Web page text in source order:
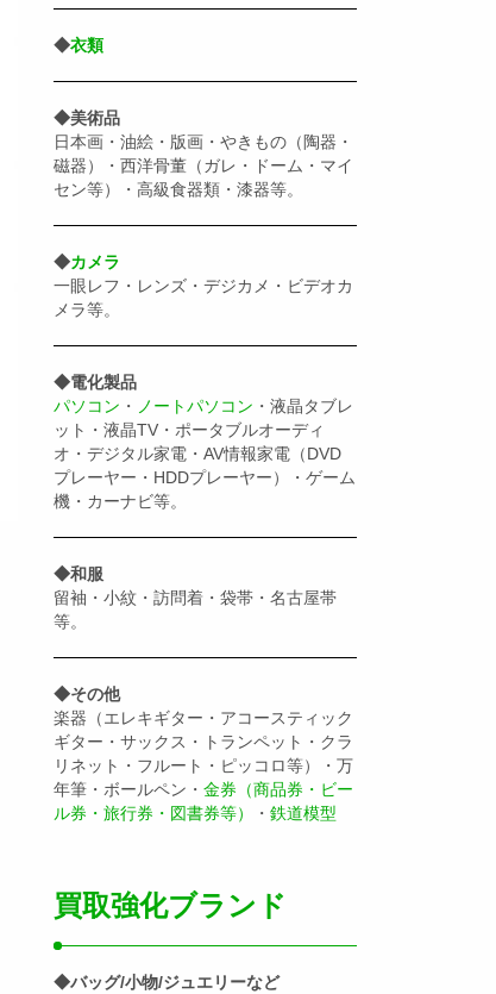
◆衣類
◆美術品
日本画・油絵・版画・やきもの（陶器・
磁器）・西洋骨董（ガレ・ドーム・マイ
セン等）・高級食器類・漆器等。
◆カメラ
一眼レフ・レンズ・デジカメ・ビデオカ
メラ等。
◆電化製品
パソコン ・ ノートパソコン ・液晶タブレ
ット・液晶TV・ポータブルオーディ
オ・デジタル家電・AV情報家電（DVD
プレーヤー・HDDプレーヤー）・ゲーム
機・カーナビ等。
◆和服
留袖・小紋・訪問着・袋帯・名古屋帯
等。
◆その他
楽器（エレキギター・アコースティック
ギター・サックス・トランペット・クラ
リネット・フルート・ピッコロ等）・万
年筆・ボールペン・ 金券（商品券・ビー
ル券・旅行券・図書券等）
・ 鉄道模型
買取強化ブランド
◆バッグ/小物/ジュエリーなど